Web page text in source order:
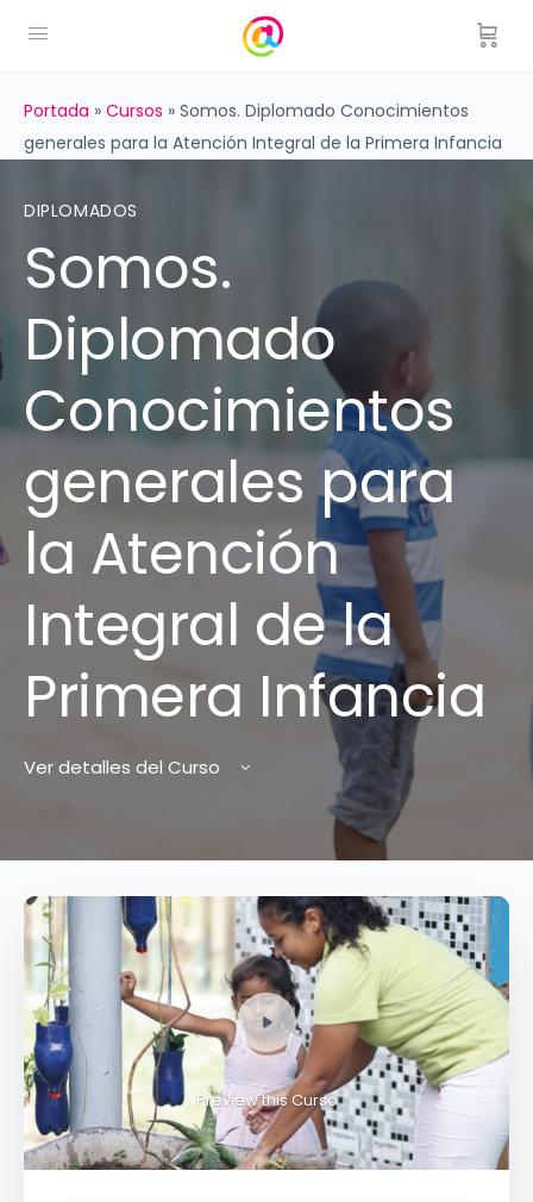
Portada » Cursos » Somos. Diplomado Conocimientos
generales para la Atención Integral de la Primera Infancia
DIPLOMADOS
Somos.
Diplomado
Conocimientos
generales para
la Atención
Integral de la
Primera Infancia
Ver detalles del Curso
Preview this Curso